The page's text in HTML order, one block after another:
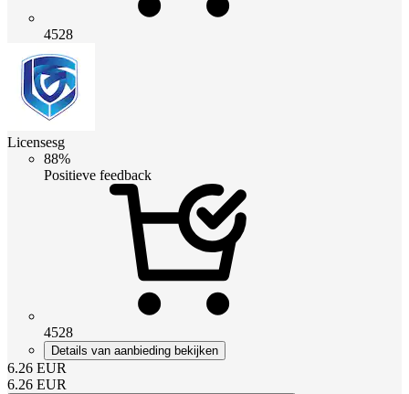
4528
Licensesg
88%
Positieve feedback
4528
Details van aanbieding bekijken
6.26 EUR
6.26 EUR